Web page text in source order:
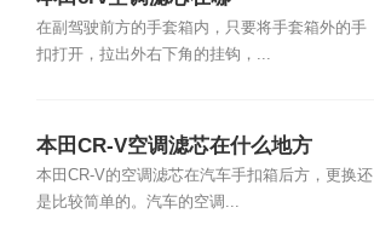
在副驾驶前方的手套箱内，只要将手套箱外的手
扣打开，拉出外右下角的挂钩，...
本田CR-V空调滤芯在什么地方
本田CR-V的空调滤芯在汽车手扣箱后方，更换还
是比较简单的。汽车的空调...